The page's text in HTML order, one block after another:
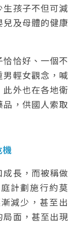
孩子不但可減
及母體的健康
恰好、一個不
輕女觀念，喊
外也在各地衛
，供國人索取
機
長，而被稱做
計劃施行約莫
減少，甚至出
面，甚至出現